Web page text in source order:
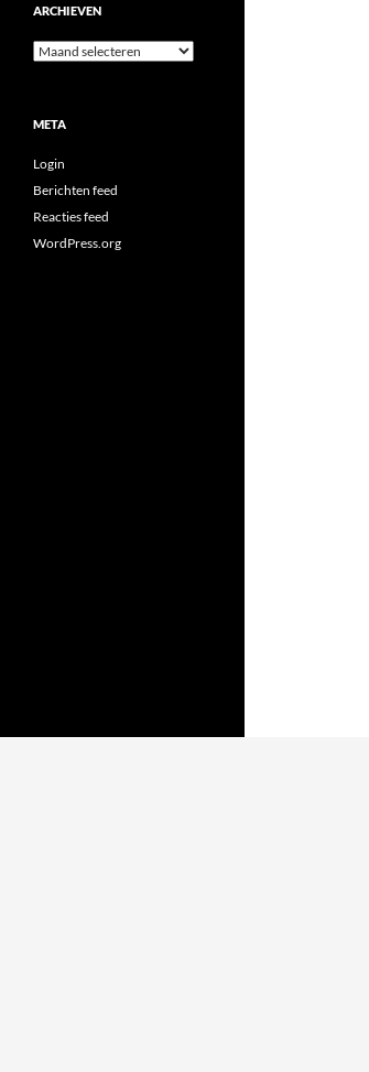
ARCHIEVEN
Archieven
META
Login
Berichten feed
Reacties feed
WordPress.org